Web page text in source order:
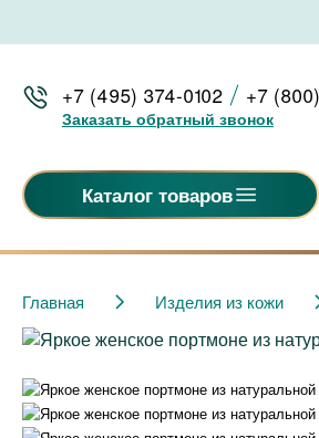
+7 (495) 374-0102 +7
Заказать обратный звонок
Каталог товаров
Главная Изделия из кожи